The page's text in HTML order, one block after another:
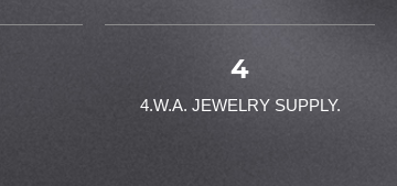
4
4.W.A. JEWELRY SUPPLY.